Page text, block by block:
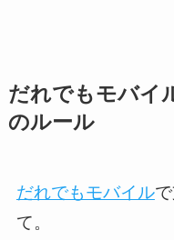
だれでもモバイ
のルール
だれでもモバイル
て。